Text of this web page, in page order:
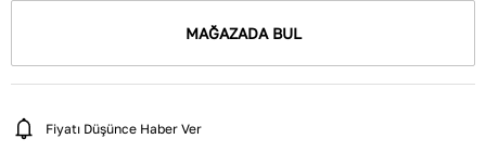
MAĞAZADA BUL
Fiyatı Düşünce Haber Ver